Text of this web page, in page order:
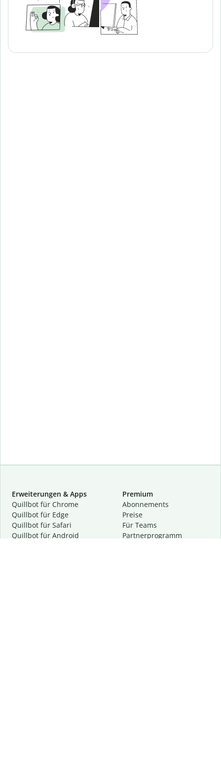
Erweiterungen & Apps
Quillbot für Chrome
Quillbot für Edge
Quillbot für Safari
Quillbot für Android
Premium
Abon­ne­ments
Preise
Für Teams
Partnerprogramm